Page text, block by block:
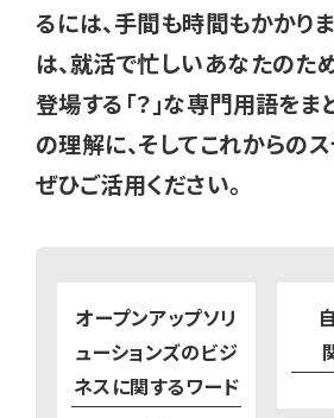
るには、手間も時間もかかり
は、就活で忙しいあなたのた
登場する「？」な専門用語をま
の理解に、そしてこれからのス
ぜひご活用ください。
オープンアップソリ
ューションズのビジ
ネスに関するワード